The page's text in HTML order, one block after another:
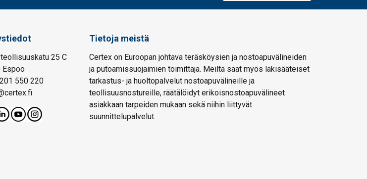
25 C
Espoo
550 220
Tietoja meistä
Certex on Euroopan johtava teräsköysien ja nostoapuvälineiden
ja putoamissuojaimien toimittaja. Meiltä saat myös lakisääteiset
tarkastus- ja huoltopalvelut nostoapuvälineille ja
teollisuusnostureille, räätälöidyt erikoisnostoapuvälineet
asiakkaan tarpeiden mukaan sekä niihin liittyvät
suunnittelupalvelut.